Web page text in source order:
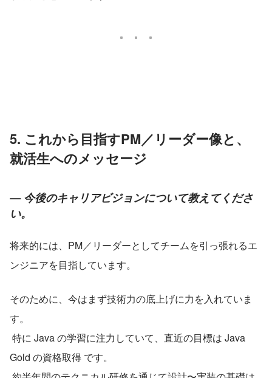
5. これから目指すPM／リーダー像と、
就活生へのメッセージ
— 今後のキャリアビジョンについて教えてくださ
い。
将来的には、PM／リーダーとしてチームを引っ張れるエ
ンジニアを目指しています。
そのために、今はまず技術力の底上げに力を入れていま
す。
Gold の資格取得 です。